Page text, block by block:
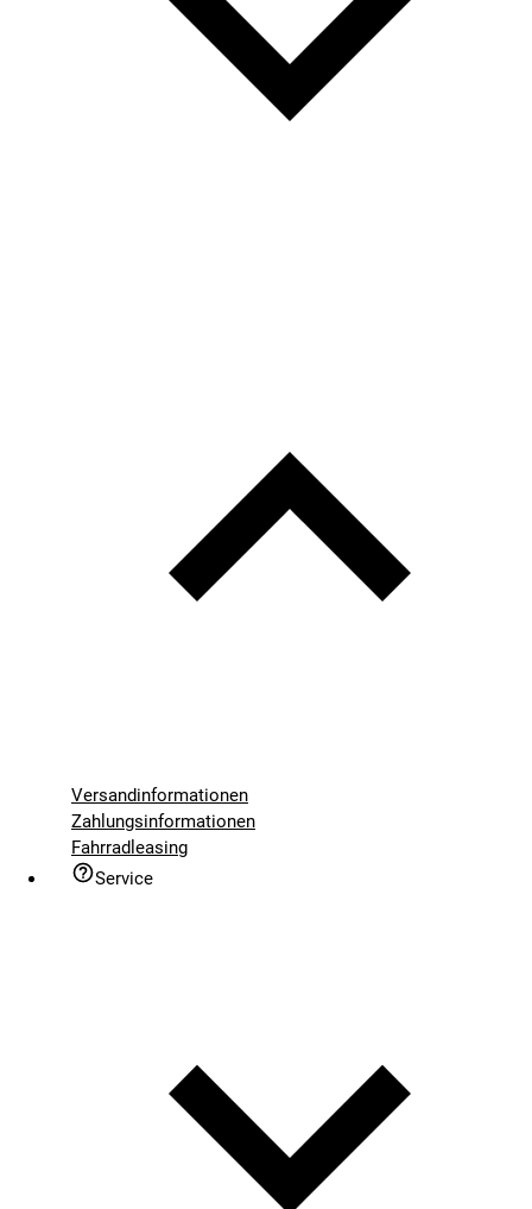
Versandinformationen
Zahlungsinformationen
Fahrradleasing
Service